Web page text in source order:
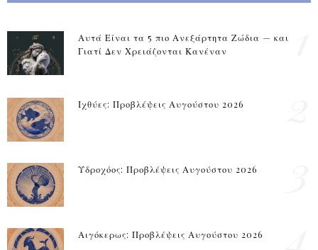
Αυτά Είναι τα 5 πιο Ανεξάρτητα Ζώδια — και
Γιατί Δεν Χρειάζονται Κανέναν
Ιχθύες: Προβλέψεις Αυγούστου 2026
Υδροχόος: Προβλέψεις Αυγούστου 2026
Αιγόκερως: Προβλέψεις Αυγούστου 2026